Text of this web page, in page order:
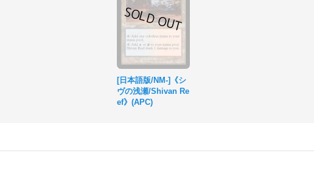
[日本語版/NM-]《シ
ヴの浅瀬/Shivan Re
ef》(APC)